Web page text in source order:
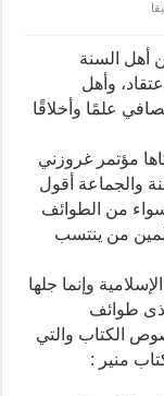
أهل السنة
وأهل
علمًا وأخلاقًا
مؤتمر غروزني
والجماعة أقول
من الطوائف
من ينتسب
وإنما جلها
لذى طوائف
الكتاب والتي
منير :